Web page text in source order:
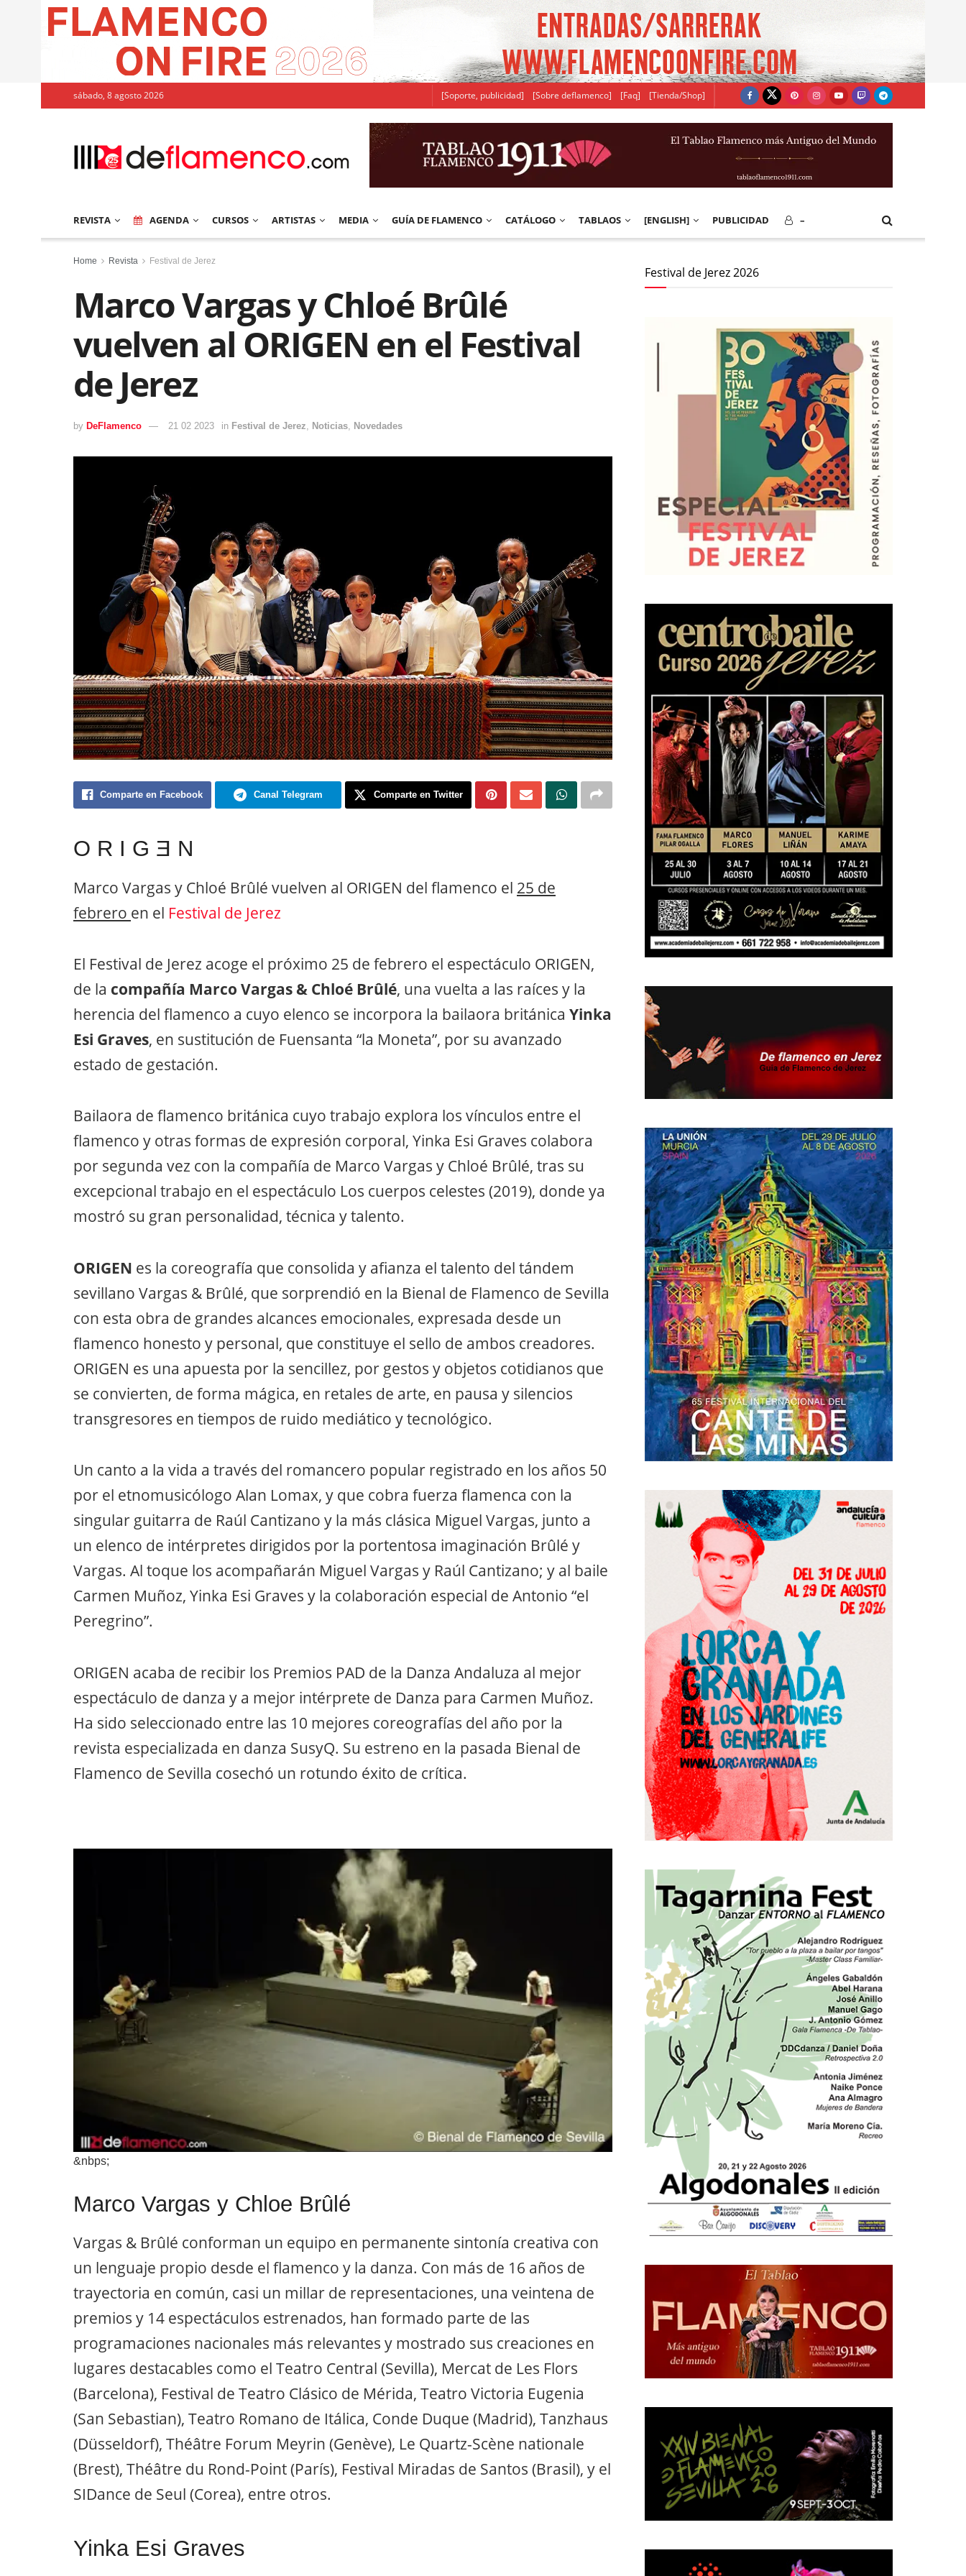
sábado, 8 agosto 2026 [Soporte, publicidad] [Sobre deflamenco] [Faq] [Tienda/Shop]
REVISTA AGENDA CURSOS ARTISTAS MEDIA GUÍA DE FLAMENCO CATÁLOGO TABLAOS [ENGLISH] PUBLICIDAD –
Home Revista Festival de Jerez
Marco Vargas y Chloé Brûlé
vuelven al ORIGEN en el Festival
de Jerez
by DeFlamenco 21 02 2023 in Festival de Jerez, Noticias, Novedades
Comparte en Facebook Canal Telegram Comparte en Twitter
O R I G Ǝ N
Marco Vargas y Chloé Brûlé vuelven al ORIGEN del flamenco el 25 de
febrero en el Festival de Jerez
El Festival de Jerez acoge el próximo 25 de febrero el espectáculo ORIGEN,
de la compañía Marco Vargas & Chloé Brûlé, una vuelta a las raíces y la
herencia del flamenco a cuyo elenco se incorpora la bailaora británica Yinka
Esi Graves, en sustitución de Fuensanta “la Moneta”, por su avanzado
estado de gestación.
Bailaora de flamenco británica cuyo trabajo explora los vínculos entre el
flamenco y otras formas de expresión corporal, Yinka Esi Graves colabora
por segunda vez con la compañía de Marco Vargas y Chloé Brûlé, tras su
excepcional trabajo en el espectáculo Los cuerpos celestes (2019), donde ya
mostró su gran personalidad, técnica y talento.
ORIGEN es la coreografía que consolida y afianza el talento del tándem
sevillano Vargas & Brûlé, que sorprendió en la Bienal de Flamenco de Sevilla
con esta obra de grandes alcances emocionales, expresada desde un
flamenco honesto y personal, que constituye el sello de ambos creadores.
ORIGEN es una apuesta por la sencillez, por gestos y objetos cotidianos que
se convierten, de forma mágica, en retales de arte, en pausa y silencios
transgresores en tiempos de ruido mediático y tecnológico.
Un canto a la vida a través del romancero popular registrado en los años 50
por el etnomusicólogo Alan Lomax, y que cobra fuerza flamenca con la
singular guitarra de Raúl Cantizano y la más clásica Miguel Vargas, junto a
un elenco de intérpretes dirigidos por la portentosa imaginación Brûlé y
Vargas. Al toque los acompañarán Miguel Vargas y Raúl Cantizano; y al baile
Carmen Muñoz, Yinka Esi Graves y la colaboración especial de Antonio “el
Peregrino”.
ORIGEN acaba de recibir los Premios PAD de la Danza Andaluza al mejor
espectáculo de danza y a mejor intérprete de Danza para Carmen Muñoz.
Ha sido seleccionado entre las 10 mejores coreografías del año por la
revista especializada en danza SusyQ. Su estreno en la pasada Bienal de
Flamenco de Sevilla cosechó un rotundo éxito de crítica.
&nbps;
Marco Vargas y Chloe Brûlé
Vargas & Brûlé conforman un equipo en permanente sintonía creativa con
un lenguaje propio desde el flamenco y la danza. Con más de 16 años de
trayectoria en común, casi un millar de representaciones, una veintena de
premios y 14 espectáculos estrenados, han formado parte de las
programaciones nacionales más relevantes y mostrado sus creaciones en
lugares destacables como el Teatro Central (Sevilla), Mercat de Les Flors
(Barcelona), Festival de Teatro Clásico de Mérida, Teatro Victoria Eugenia
(San Sebastian), Teatro Romano de Itálica, Conde Duque (Madrid), Tanzhaus
(Düsseldorf), Théâtre Forum Meyrin (Genève), Le Quartz-Scène nationale
(Brest), Théâtre du Rond-Point (París), Festival Miradas de Santos (Brasil), y el
SIDance de Seul (Corea), entre otros.
Yinka Esi Graves
Festival de Jerez 2026